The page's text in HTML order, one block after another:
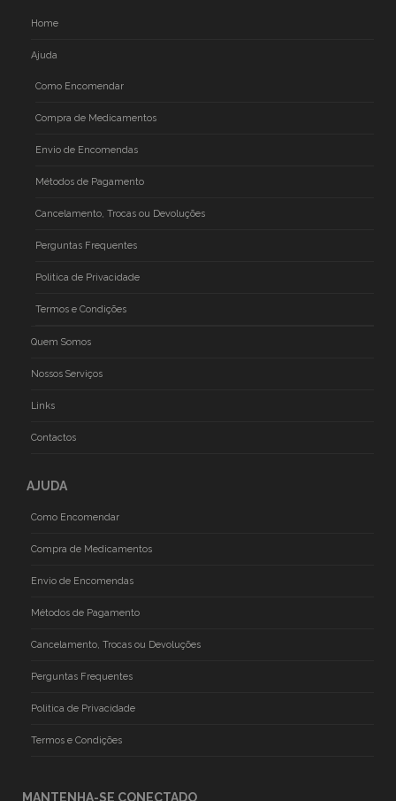
Home
Ajuda
Como Encomendar
Compra de Medicamentos
Envio de Encomendas
Métodos de Pagamento
Cancelamento, Trocas ou Devoluções
Perguntas Frequentes
Politica de Privacidade
Termos e Condições
Quem Somos
Nossos Serviços
Links
Contactos
AJUDA
Como Encomendar
Compra de Medicamentos
Envio de Encomendas
Métodos de Pagamento
Cancelamento, Trocas ou Devoluções
Perguntas Frequentes
Politica de Privacidade
Termos e Condições
MANTENHA-SE CONECTADO